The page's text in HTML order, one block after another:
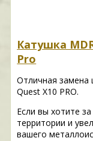
Катушка
Pro
Отличная замена
Quest X10 PRO.
Если вы хотите
территории и
вашего